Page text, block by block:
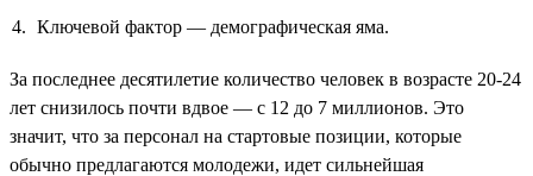
Ключевой фактор — демографическая яма.
За последнее десятилетие количество человек в возрасте 20-24
лет снизилось почти вдвое — с 12 до 7 миллионов. Это
значит, что за персонал на стартовые позиции, которые
обычно предлагаются молодежи, идет сильнейшая